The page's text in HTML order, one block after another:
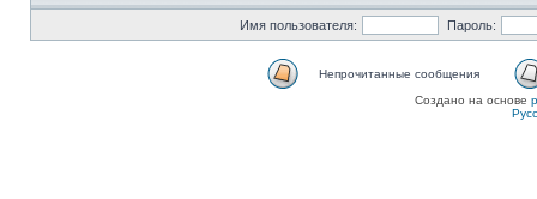
Имя пользователя: Пароль:
Непрочитанные сообщения
Создано на основе